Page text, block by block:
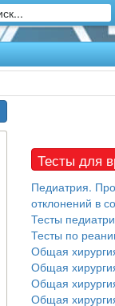
Тесты для
Педиатрия.
отклонений в
Тесты
Тесты по
Общая
Общая
Общая
Общая